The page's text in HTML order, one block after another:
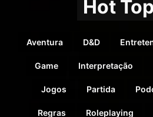
Hot
Aventura D&D
Game Interpretação
Jogos Partida
Regras Roleplaying